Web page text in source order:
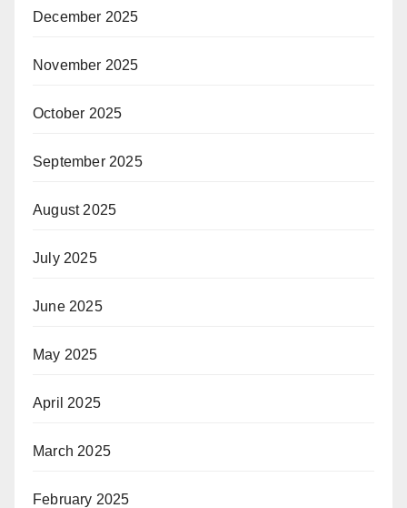
December 2025
November 2025
October 2025
September 2025
August 2025
July 2025
June 2025
May 2025
April 2025
March 2025
February 2025